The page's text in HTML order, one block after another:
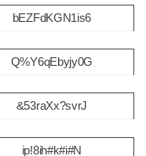
bEZFdKGN1is6
Q%Y6qEbyjy0G
&53raXx?svrJ
ip!8ih#k#i#N